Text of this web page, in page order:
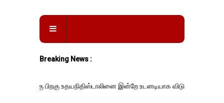
Breaking News :
உதயநிதிஸ்டாலினை இன்றே உடனடியாக விடுவிக்கப்பட வேண்.